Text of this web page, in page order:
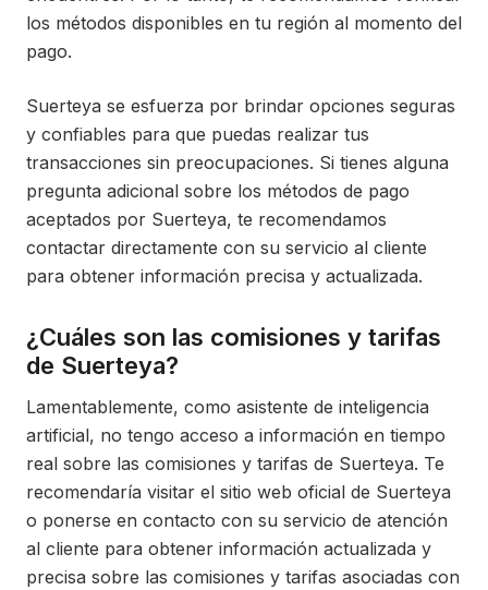
los métodos disponibles en tu región al momento del
pago.
Suerteya se esfuerza por brindar opciones seguras
y confiables para que puedas realizar tus
transacciones sin preocupaciones. Si tienes alguna
pregunta adicional sobre los métodos de pago
aceptados por Suerteya, te recomendamos
contactar directamente con su servicio al cliente
para obtener información precisa y actualizada.
¿Cuáles son las comisiones y tarifas
de Suerteya?
Lamentablemente, como asistente de inteligencia
artificial, no tengo acceso a información en tiempo
real sobre las comisiones y tarifas de Suerteya. Te
recomendaría visitar el sitio web oficial de Suerteya
o ponerse en contacto con su servicio de atención
al cliente para obtener información actualizada y
precisa sobre las comisiones y tarifas asociadas con